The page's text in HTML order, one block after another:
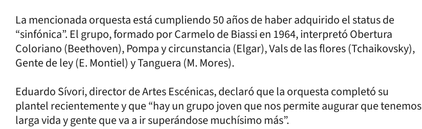
La mencionada orquesta está cumpliendo 50 años de haber adquirido el status de
“sinfónica”. El grupo, formado por Carmelo de Biassi en 1964, interpretó Obertura
Coloriano (Beethoven), Pompa y circunstancia (Elgar), Vals de las flores (Tchaikovsky),
Gente de ley (E. Montiel) y Tanguera (M. Mores).
Eduardo Sívori, director de Artes Escénicas, declaró que la orquesta completó su
plantel recientemente y que “hay un grupo joven que nos permite augurar que tenemos
larga vida y gente que va a ir superándose muchísimo más”.